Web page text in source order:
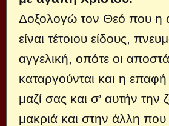
Δοξολογώ τον Θεό που η
είναι τέτοιου είδους,
αγγελική, οπότε οι
καταργούνται και η
μαζί σας και σ’ αυτήν
μακριά και στην άλλη που